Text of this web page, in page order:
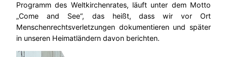
Programm des Weltkirchenrates, läuft unter dem Motto
„Come and See“, das heißt, dass wir vor Ort
Menschenrechtsverletzungen dokumentieren und später
in unseren Heimatländern davon berichten.